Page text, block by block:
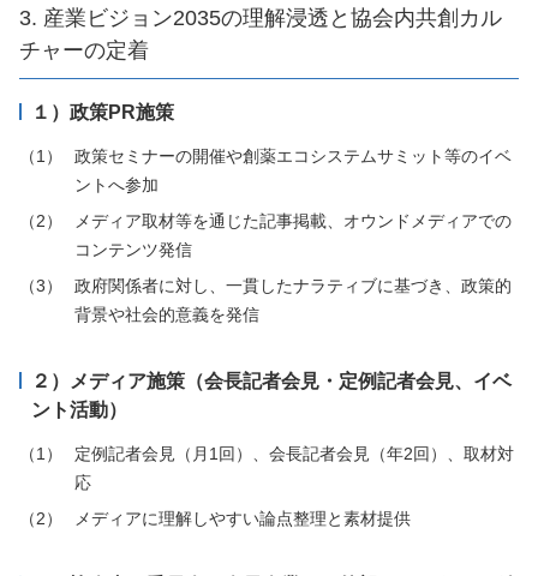
3. 産業ビジョン2035の理解浸透と協会内共創カル
チャーの定着
１）政策PR施策
政策セミナーの開催や創薬エコシステムサミット等のイベ
ントへ参加
メディア取材等を通じた記事掲載、オウンドメディアでの
コンテンツ発信
政府関係者に対し、一貫したナラティブに基づき、政策的
背景や社会的意義を発信
２）メディア施策（会長記者会見・定例記者会見、イベ
ント活動）
定例記者会見（月1回）、会長記者会見（年2回）、取材対
応
メディアに理解しやすい論点整理と素材提供